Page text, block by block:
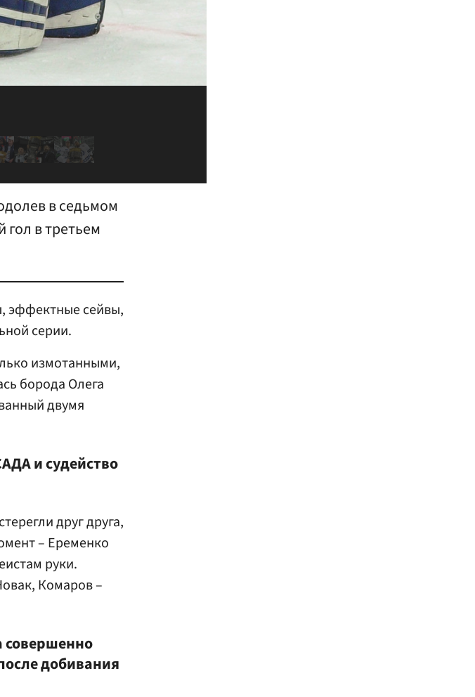
в седьмом
в третьем
эффектные сейвы,
серии.
измотанными,
борода Олега
двумя
и судейство
друг друга,
– Еременко
руки.
Комаров –
совершенно
добивания